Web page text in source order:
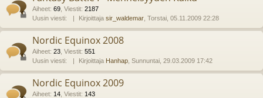
Aiheet: 69 Viestit: 2187
Uusin viesti:
Kirjoittaja sir_waldemar , Torstai, 05.11.2009 22:28
Nordic Equinox 2008
Aiheet: 23 Viestit: 551
Uusin viesti:
Kirjoittaja Hanhap , Sunnuntai, 29.03.2009 17:42
Nordic Equinox 2009
Aiheet: 14 Viestit: 143